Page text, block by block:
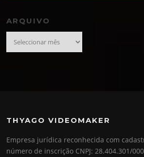
ARQUIVO
THYAGO VIDEOMAKER
Empresa jurídica reconhecida com
número de inscrição CNPJ: 28.404.301/